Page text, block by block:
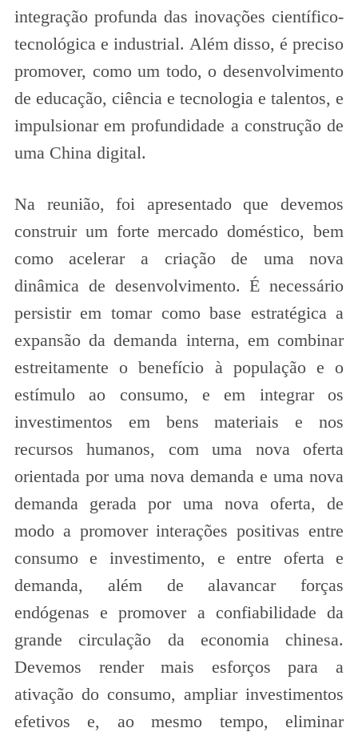
integração profunda das inovações científico-
tecnológica e industrial. Além disso, é preciso
promover, como um todo, o desenvolvimento
de educação, ciência e tecnologia e talentos, e
impulsionar em profundidade a construção de
uma China digital.
Na reunião, foi apresentado que devemos
construir um forte mercado doméstico, bem
como acelerar a criação de uma nova
dinâmica de desenvolvimento. É necessário
persistir em tomar como base estratégica a
expansão da demanda interna, em combinar
estreitamente o benefício à população e o
estímulo ao consumo, e em integrar os
investimentos em bens materiais e nos
recursos humanos, com uma nova oferta
orientada por uma nova demanda e uma nova
demanda gerada por uma nova oferta, de
modo a promover interações positivas entre
consumo e investimento, e entre oferta e
demanda, além de alavancar forças
endógenas e promover a confiabilidade da
grande circulação da economia chinesa.
Devemos render mais esforços para a
ativação do consumo, ampliar investimentos
efetivos e, ao mesmo tempo, eliminar